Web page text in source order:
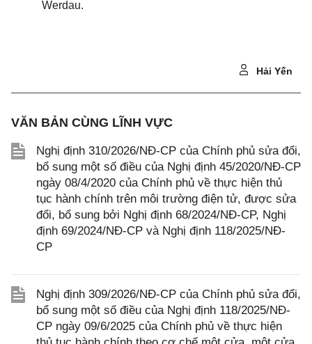
Werdau.
Hải Yến
VĂN BẢN CÙNG LĨNH VỰC
Nghị định 310/2026/NĐ-CP của Chính phủ sửa đổi,
bổ sung một số điều của Nghị định 45/2020/NĐ-CP
ngày 08/4/2020 của Chính phủ về thực hiện thủ
tục hành chính trên môi trường điện tử, được sửa
đổi, bổ sung bởi Nghị định 68/2024/NĐ-CP, Nghị
định 69/2024/NĐ-CP và Nghị định 118/2025/NĐ-
CP
Nghị định 309/2026/NĐ-CP của Chính phủ sửa đổi,
bổ sung một số điều của Nghị định 118/2025/NĐ-
CP ngày 09/6/2025 của Chính phủ về thực hiện